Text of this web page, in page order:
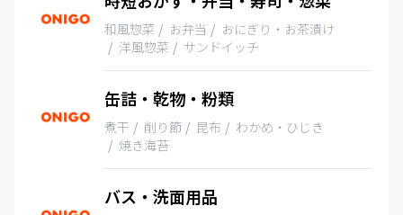
和風惣菜 お弁当
おにぎり・お茶漬け
洋風惣菜
サンドイッチ
缶詰・乾物・粉類
煮干 削り節 昆布
わかめ・ひじき
焼き海苔
バス・洗面用品